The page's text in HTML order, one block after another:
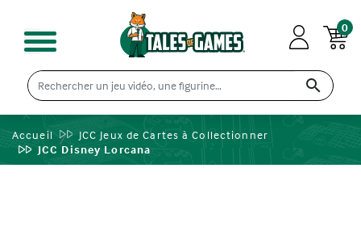

0
Accueil
JCC Jeux de Cartes à Collectionner
JCC Disney Lorcana